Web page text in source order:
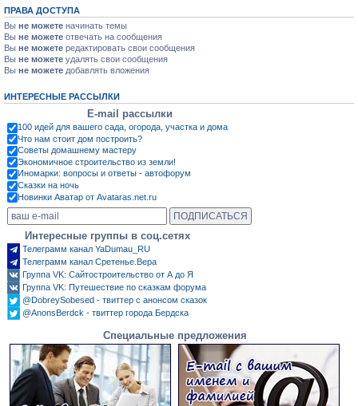
ПРАВА ДОСТУПА
Вы не можете начинать темы
Вы не можете отвечать на сообщения
Вы не можете редактировать свои сообщения
Вы не можете удалять свои сообщения
Вы не можете добавлять вложения
ИНТЕРЕСНЫЕ РАССЫЛКИ
E-mail рассылки
100 идей для вашего сада, огорода, участка и дома
Что нам стоит дом построить?
Советы домашнему мастеру
Экономичное строительство из земли!
Иномарки: вопросы и ответы - автофорум
Сказки на ночь
Новинки Аватар от Avataras.net.ru
Интересные группы в соц.сетях
Телеграмм канал YaDumau_RU
Телеграмм канал Сретенье.Вера
Группа VK: Сайтостроительство от А до Я
Группа VK: Путешествие по сказкам форума
@DobreySobesed - твиттер с анонсом сказок
@AnonsBerdck - твиттер города Бердска
Специальные предложения